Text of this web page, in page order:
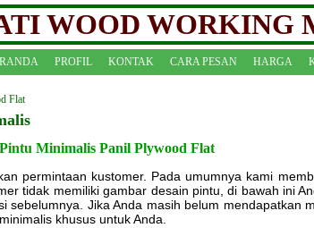
WOOD WORKING
PROFIL KONTAK CARA PESAN HARGA
Flat
Minimalis Panil Plywood Flat
permintaan kustomer. Pada umumnya kami
tidak memiliki gambar desain pintu, di bawah ini
sebelumnya. Jika Anda masih belum mendapatkan
khusus untuk Anda.